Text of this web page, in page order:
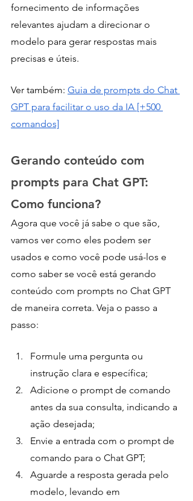
fornecimento de informações
relevantes ajudam a direcionar o
modelo para gerar respostas mais
precisas e úteis.
Ver também: Guia de prompts do Chat
GPT para facilitar o uso da IA [+500
comandos]
Gerando conteúdo com
prompts para Chat GPT:
Como funciona?
Agora que você já sabe o que são,
vamos ver como eles podem ser
usados e como você pode usá-los e
como saber se você está gerando
conteúdo com prompts no Chat GPT
de maneira correta. Veja o passo a
passo:
Formule uma pergunta ou
instrução clara e específica;
Adicione o prompt de comando
antes da sua consulta, indicando a
ação desejada;
Envie a entrada com o prompt de
comando para o Chat GPT;
Aguarde a resposta gerada pelo
modelo, levando em